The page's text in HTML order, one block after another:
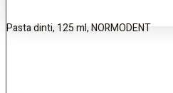
Pasta dinti, 125 ml, NORMODENT